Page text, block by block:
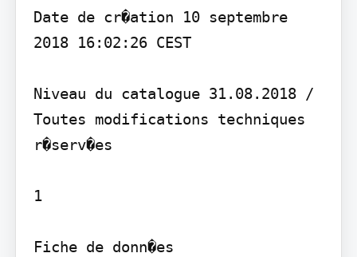
Date de cr�ation 10 septembre
2018 16:02:26 CEST
Niveau du catalogue 31.08.2018 /
Toutes modifications techniques
r�serv�es
1
Fiche de donn�es